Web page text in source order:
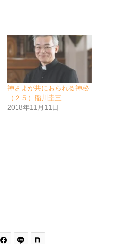
神さまが共におられる神秘
（２５）稲川圭三
2018年11月11日
